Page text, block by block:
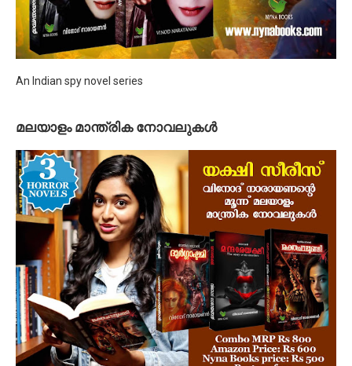
An Indian spy novel series
മലയാളം മാന്ത്രിക നോവലുകള്‍